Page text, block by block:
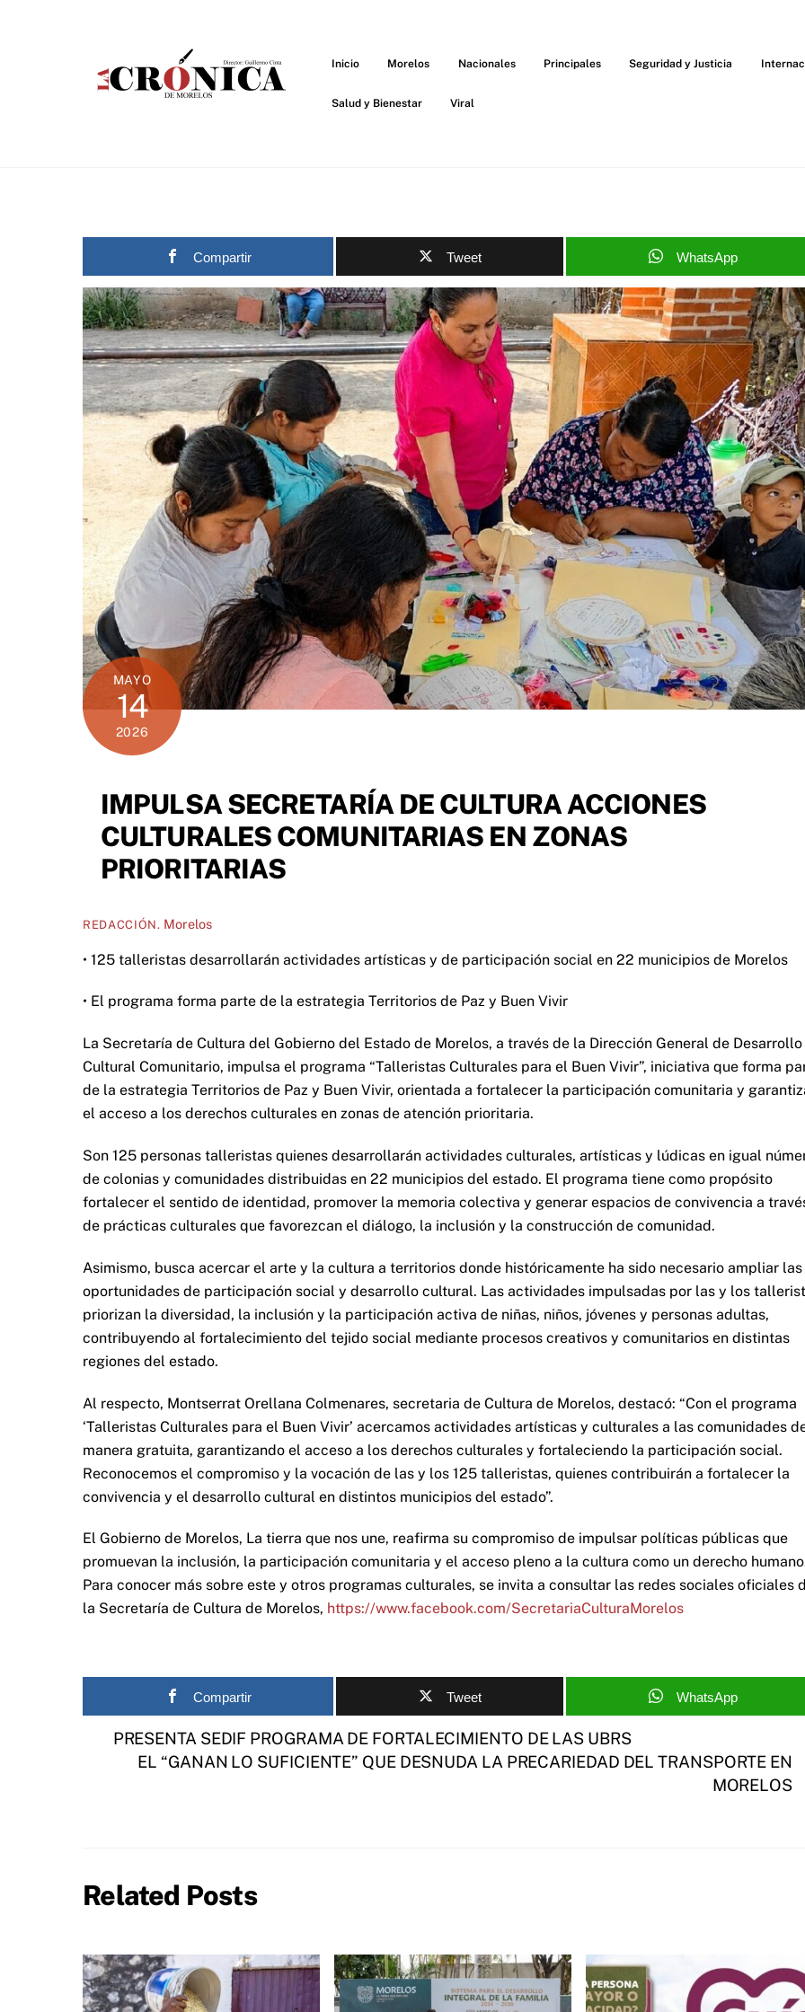
Inicio Morelos Nacionales Principales Seguridad y Justicia
Salud y Bienestar Viral
Compartir Tweet WhatsApp
MAYO
14
2026
IMPULSA SECRETARÍA DE CULTURA ACCIONES
CULTURALES COMUNITARIAS EN ZONAS
PRIORITARIAS
REDACCIÓN. Morelos
• 125 talleristas desarrollarán actividades artísticas y de participación social en 22 municipios de Morelos
• El programa forma parte de la estrategia Territorios de Paz y Buen Vivir
La Secretaría de Cultura del Gobierno del Estado de Morelos, a través de la Dirección General de Desarrollo
Cultural Comunitario, impulsa el programa “Talleristas Culturales para el Buen Vivir”, iniciativa que forma
de la estrategia Territorios de Paz y Buen Vivir, orientada a fortalecer la participación comunitaria y
el acceso a los derechos culturales en zonas de atención prioritaria.
Son 125 personas talleristas quienes desarrollarán actividades culturales, artísticas y lúdicas en igual
de colonias y comunidades distribuidas en 22 municipios del estado. El programa tiene como propósito
fortalecer el sentido de identidad, promover la memoria colectiva y generar espacios de convivencia a
de prácticas culturales que favorezcan el diálogo, la inclusión y la construcción de comunidad.
Asimismo, busca acercar el arte y la cultura a territorios donde históricamente ha sido necesario ampliar las
oportunidades de participación social y desarrollo cultural. Las actividades impulsadas por las y los
priorizan la diversidad, la inclusión y la participación activa de niñas, niños, jóvenes y personas adultas,
contribuyendo al fortalecimiento del tejido social mediante procesos creativos y comunitarios en distintas
regiones del estado.
Al respecto, Montserrat Orellana Colmenares, secretaria de Cultura de Morelos, destacó: “Con el programa
‘Talleristas Culturales para el Buen Vivir’ acercamos actividades artísticas y culturales a las comunidades
manera gratuita, garantizando el acceso a los derechos culturales y fortaleciendo la participación social.
Reconocemos el compromiso y la vocación de las y los 125 talleristas, quienes contribuirán a fortalecer la
convivencia y el desarrollo cultural en distintos municipios del estado”.
El Gobierno de Morelos, La tierra que nos une, reafirma su compromiso de impulsar políticas públicas que
promuevan la inclusión, la participación comunitaria y el acceso pleno a la cultura como un derecho
Para conocer más sobre este y otros programas culturales, se invita a consultar las redes sociales oficiales
la Secretaría de Cultura de Morelos, https://www.facebook.com/SecretariaCulturaMorelos
Compartir Tweet WhatsApp
PRESENTA SEDIF PROGRAMA DE FORTALECIMIENTO DE LAS UBRS
EL “GANAN LO SUFICIENTE” QUE DESNUDA LA PRECARIEDAD DEL TRANSPORTE EN
MORELOS
Related Posts